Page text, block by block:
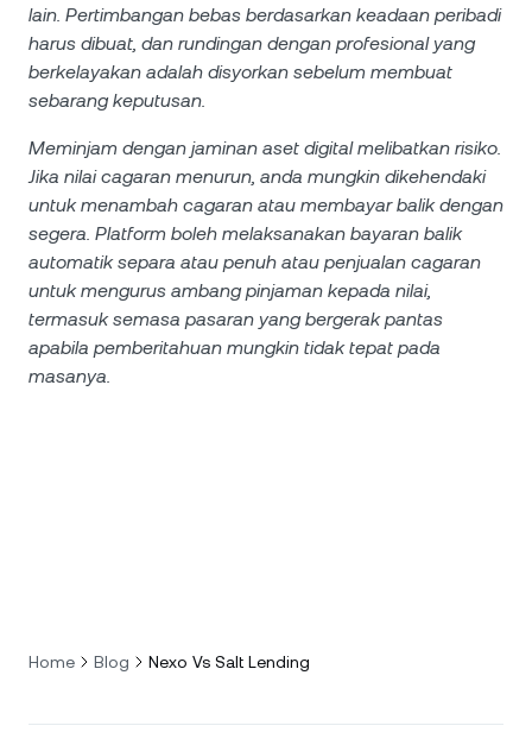
lain. Pertimbangan bebas berdasarkan keadaan peribadi
harus dibuat, dan rundingan dengan profesional yang
berkelayakan adalah disyorkan sebelum membuat
sebarang keputusan.
Meminjam dengan jaminan aset digital melibatkan risiko.
Jika nilai cagaran menurun, anda mungkin dikehendaki
untuk menambah cagaran atau membayar balik dengan
segera. Platform boleh melaksanakan bayaran balik
automatik separa atau penuh atau penjualan cagaran
untuk mengurus ambang pinjaman kepada nilai,
termasuk semasa pasaran yang bergerak pantas
apabila pemberitahuan mungkin tidak tepat pada
masanya.
Home Blog Nexo Vs Salt Lending